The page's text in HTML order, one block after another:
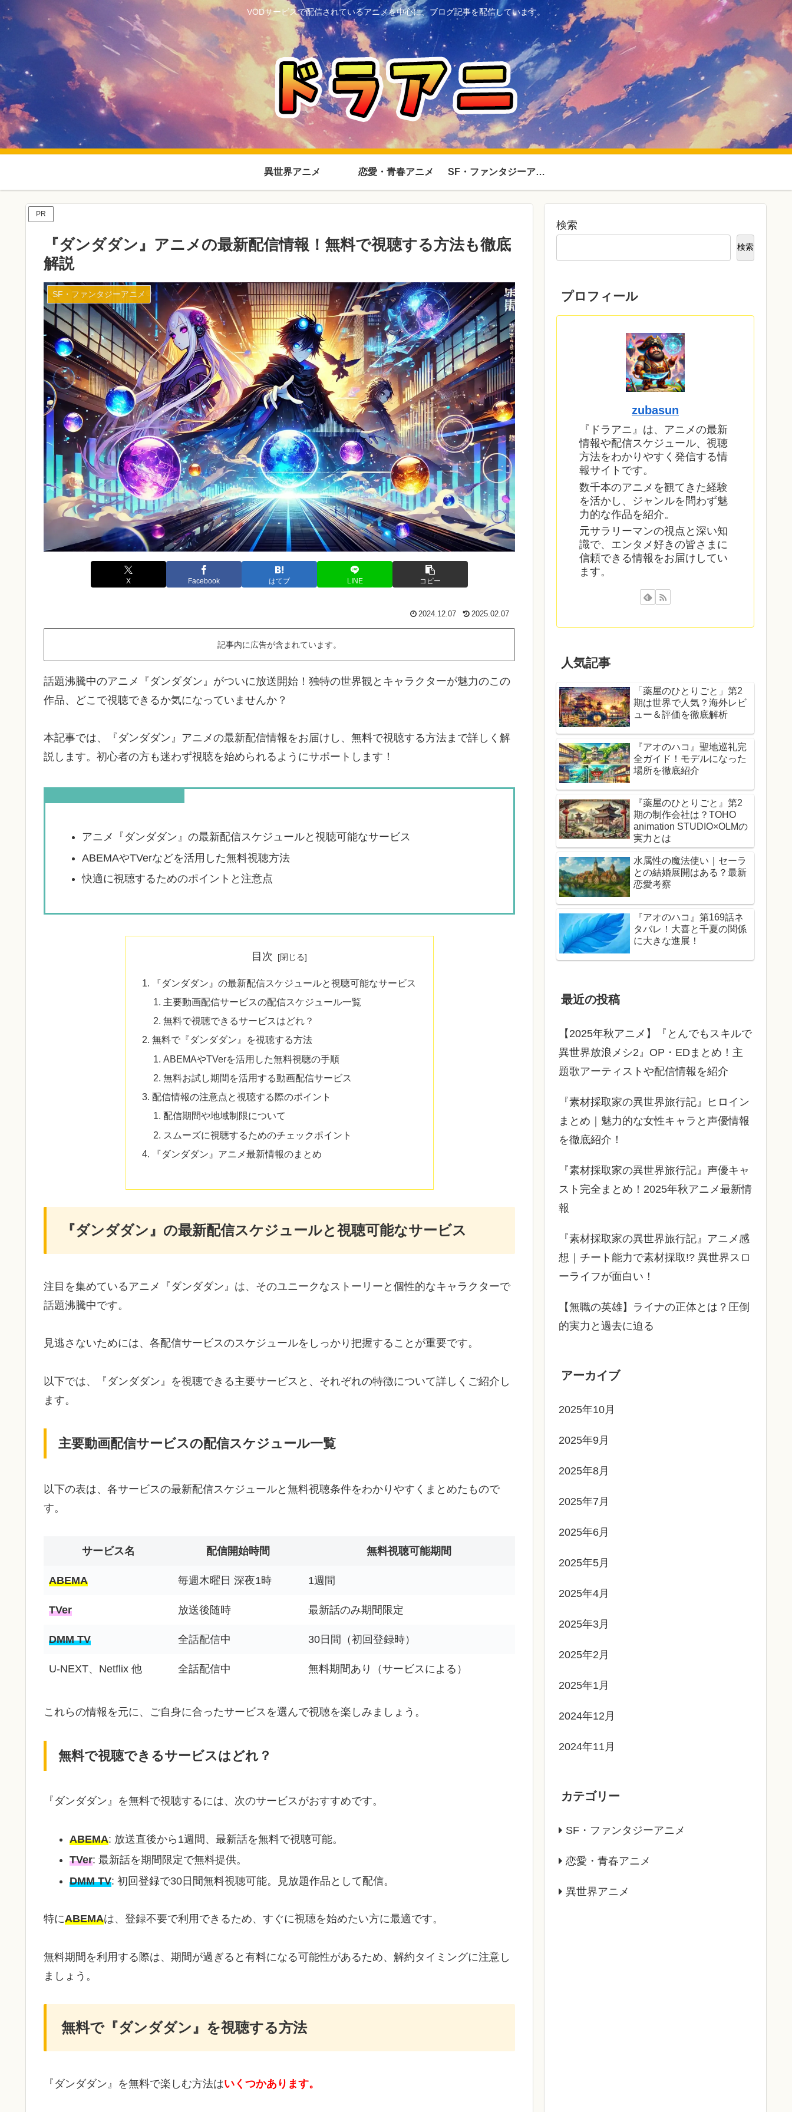
VODサービスで配信されているアニメを中心に、ブログ記事を配信しています。
異世界アニメ 恋愛・青春アニメ SF・ファンタジーアニメ
PR
『ダンダダン』アニメの最新配信情報！無料で視聴する方法も徹底
解説
SF・ファンタジーアニメ
X Facebook はてブ LINE コピー
2024.12.07 2025.02.07
記事内に広告が含まれています。
話題沸騰中のアニメ『ダンダダン』がついに放送開始！独特の世界観とキャラクターが魅力のこの
作品、どこで視聴できるか気になっていませんか？
本記事では、『ダンダダン』アニメの最新配信情報をお届けし、無料で視聴する方法まで詳しく解
説します。初心者の方も迷わず視聴を始められるようにサポートします！
アニメ『ダンダダン』の最新配信スケジュールと視聴可能なサービス
ABEMAやTVerなどを活用した無料視聴方法
快適に視聴するためのポイントと注意点
目次
『ダンダダン』の最新配信スケジュールと視聴可能なサービス
主要動画配信サービスの配信スケジュール一覧
無料で視聴できるサービスはどれ？
無料で『ダンダダン』を視聴する方法
ABEMAやTVerを活用した無料視聴の手順
無料お試し期間を活用する動画配信サービス
配信情報の注意点と視聴する際のポイント
配信期間や地域制限について
スムーズに視聴するためのチェックポイント
『ダンダダン』アニメ最新情報のまとめ
『ダンダダン』の最新配信スケジュールと視聴可能なサービス
注目を集めているアニメ『ダンダダン』は、そのユニークなストーリーと個性的なキャラクターで
話題沸騰中です。
見逃さないためには、各配信サービスのスケジュールをしっかり把握することが重要です。
以下では、『ダンダダン』を視聴できる主要サービスと、それぞれの特徴について詳しくご紹介し
ます。
主要動画配信サービスの配信スケジュール一覧
以下の表は、各サービスの最新配信スケジュールと無料視聴条件をわかりやすくまとめたもので
す。
サービス名 配信開始時間 無料視聴可能期間
ABEMA 毎週木曜日 深夜1時 1週間
TVer 放送後随時 最新話のみ期間限定
DMM TV 全話配信中 30日間（初回登録時）
U-NEXT、Netflix 他 全話配信中 無料期間あり（サービスによる）
これらの情報を元に、ご自身に合ったサービスを選んで視聴を楽しみましょう。
無料で視聴できるサービスはどれ？
『ダンダダン』を無料で視聴するには、次のサービスがおすすめです。
ABEMA: 放送直後から1週間、最新話を無料で視聴可能。
TVer: 最新話を期間限定で無料提供。
DMM TV: 初回登録で30日間無料視聴可能。見放題作品として配信。
特にABEMAは、登録不要で利用できるため、すぐに視聴を始めたい方に最適です。
無料期間を利用する際は、期間が過ぎると有料になる可能性があるため、解約タイミングに注意し
ましょう。
無料で『ダンダダン』を視聴する方法
『ダンダダン』を無料で楽しむ方法はいくつかあります。
検索
検索
プロフィール
zubasun
『ドラアニ』は、アニメの最新
情報や配信スケジュール、視聴
方法をわかりやすく発信する情
報サイトです。
数千本のアニメを観てきた経験
を活かし、ジャンルを問わず魅
力的な作品を紹介。
元サラリーマンの視点と深い知
識で、エンタメ好きの皆さまに
信頼できる情報をお届けしてい
ます。
人気記事
「薬屋のひとりごと」第2
期は世界で人気？海外レビ
ュー＆評価を徹底解析
『アオのハコ』聖地巡礼完
全ガイド！モデルになった
場所を徹底紹介
『薬屋のひとりごと』第2
期の制作会社は？TOHO
animation STUDIO×OLMの
実力とは
水属性の魔法使い｜セーラ
との結婚展開はある？最新
恋愛考察
『アオのハコ』第169話ネ
タバレ！大喜と千夏の関係
に大きな進展！
最近の投稿
【2025年秋アニメ】『とんでもスキルで
異世界放浪メシ2』OP・EDまとめ！主
題歌アーティストや配信情報を紹介
『素材採取家の異世界旅行記』ヒロイン
まとめ｜魅力的な女性キャラと声優情報
を徹底紹介！
『素材採取家の異世界旅行記』声優キャ
スト完全まとめ！2025年秋アニメ最新情
報
『素材採取家の異世界旅行記』アニメ感
想｜チート能力で素材採取!? 異世界スロ
ーライフが面白い！
【無職の英雄】ライナの正体とは？圧倒
的実力と過去に迫る
アーカイブ
2025年10月
2025年9月
2025年8月
2025年7月
2025年6月
2025年5月
2025年4月
2025年3月
2025年2月
2025年1月
2024年12月
2024年11月
カテゴリー
SF・ファンタジーアニメ
恋愛・青春アニメ
異世界アニメ